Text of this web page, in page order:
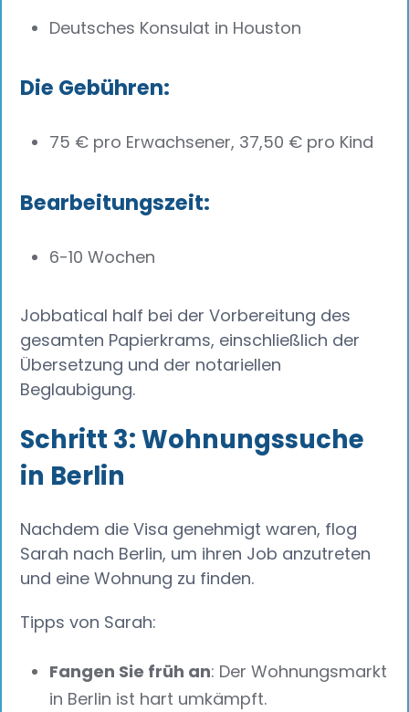
Deutsches Konsulat in Houston
Die Gebühren:
75 € pro Erwachsener, 37,50 € pro Kind
Bearbeitungszeit:
6-10 Wochen
Jobbatical half bei der Vorbereitung des
gesamten Papierkrams, einschließlich der
Übersetzung und der notariellen
Beglaubigung.
Schritt 3: Wohnungssuche
in Berlin
Nachdem die Visa genehmigt waren, flog
Sarah nach Berlin, um ihren Job anzutreten
und eine Wohnung zu finden.
Tipps von Sarah:
Fangen Sie früh an: Der Wohnungsmarkt
in Berlin ist hart umkämpft.